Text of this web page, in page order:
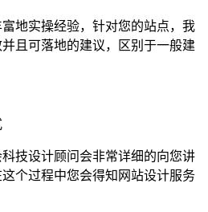
地实操经验，针对您的站点，我
且可落地的建议，区别于一般建
技设计顾问会非常详细的向您讲
个过程中您会得知网站设计服务